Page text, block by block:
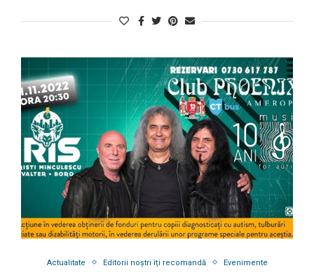
Actualitate Editorii noștri îți recomandă Evenimente